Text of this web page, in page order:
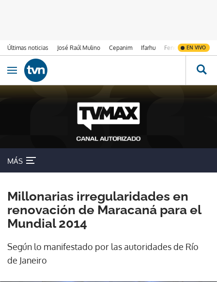
Últimas noticias José Raúl Mulino Cepanim Ifarhu Fenómeno de El
EN VIVO
Ir al contenido
Obrir navegació
MÁS
Millonarias irregularidades en
renovación de Maracaná para el
Mundial 2014
Según lo manifestado por las autoridades de Río
de Janeiro